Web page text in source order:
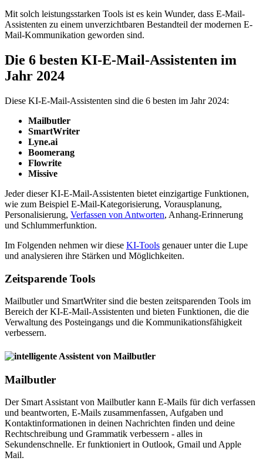
Mit solch leistungsstarken Tools ist es kein Wunder, dass E-Mail-
Assistenten zu einem unverzichtbaren Bestandteil der modernen E-
Mail-Kommunikation geworden sind.
Die 6 besten KI-E-Mail-Assistenten im
Jahr 2024
Diese KI-E-Mail-Assistenten sind die 6 besten im Jahr 2024:
Mailbutler
SmartWriter
Lyne.ai
Boomerang
Flowrite
Missive
Jeder dieser KI-E-Mail-Assistenten bietet einzigartige Funktionen,
wie zum Beispiel E-Mail-Kategorisierung, Vorausplanung,
Personalisierung, Verfassen von Antworten, Anhang-Erinnerung
und Schlummerfunktion.
Im Folgenden nehmen wir diese KI-Tools genauer unter die Lupe
und analysieren ihre Stärken und Möglichkeiten.
Zeitsparende Tools
Mailbutler und SmartWriter sind die besten zeitsparenden Tools im
Bereich der KI-E-Mail-Assistenten und bieten Funktionen, die die
Verwaltung des Posteingangs und die Kommunikationsfähigkeit
verbessern.
Mailbutler
Der Smart Assistant von Mailbutler kann E-Mails für dich verfassen
und beantworten, E-Mails zusammenfassen, Aufgaben und
Kontaktinformationen in deinen Nachrichten finden und deine
Rechtschreibung und Grammatik verbessern - alles in
Sekundenschnelle. Er funktioniert in Outlook, Gmail und Apple
Mail.